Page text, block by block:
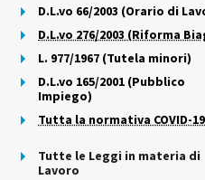
D.L.vo 66/2003 (Orario di
D.L.vo 276/2003 (Riforma
L. 977/1967 (Tutela minori)
D.L.vo 165/2001 (Pubblico
Impiego)
Tutta la normativa COVID-19
Tutte le Leggi in materia di
Lavoro